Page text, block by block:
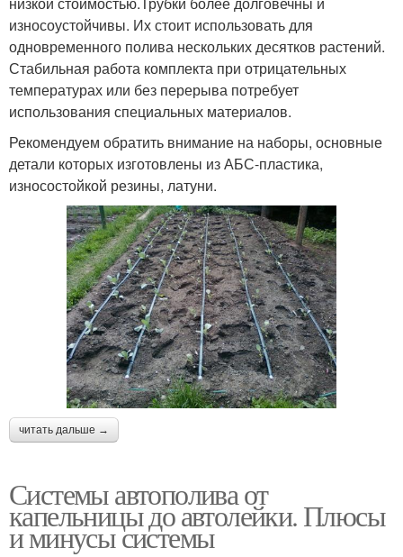
износоустойчивы. Их стоит использовать для
одновременного полива нескольких десятков растений.
Стабильная работа комплекта при отрицательных
температурах или без перерыва потребует
использования специальных материалов.
Рекомендуем обратить внимание на наборы, основные
детали которых изготовлены из АБС-пластика,
износостойкой резины, латуни.
читать дальше →
Системы автополива от
капельницы до автолейки. Плюсы
и минусы системы